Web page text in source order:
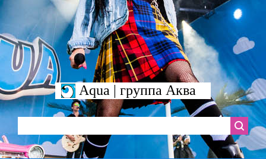
Aqua | группа Аква